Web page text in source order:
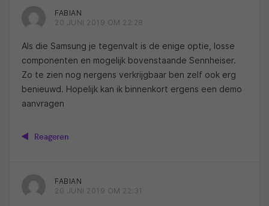
FABIAN
20 JUNI 2019 OM 22:28
Als die Samsung je tegenvalt is de enige optie, losse
componenten en mogelijk bovenstaande Sennheiser.
Zo te zien nog nergens verkrijgbaar ben zelf ook erg
benieuwd. Hopelijk kan ik binnenkort ergens een demo
aanvragen
Reageren
FABIAN
20 JUNI 2019 OM 22:31